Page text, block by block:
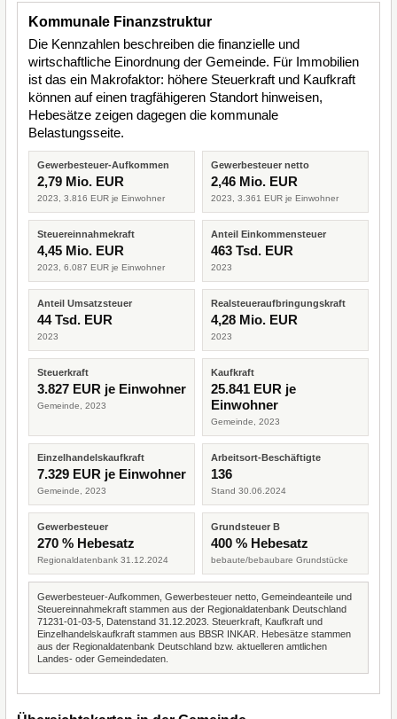
Kommunale Finanzstruktur
Die Kennzahlen beschreiben die finanzielle und
wirtschaftliche Einordnung der Gemeinde. Für Immobilien
ist das ein Makrofaktor: höhere Steuerkraft und Kaufkraft
können auf einen tragfähigeren Standort hinweisen,
Hebesätze zeigen dagegen die kommunale
Belastungsseite.
Gewerbesteuer-Aufkommen
2,79 Mio. EUR
2023, 3.816 EUR je Einwohner
Gewerbesteuer netto
2,46 Mio. EUR
2023, 3.361 EUR je Einwohner
Steuereinnahmekraft
4,45 Mio. EUR
2023, 6.087 EUR je Einwohner
Anteil Einkommensteuer
463 Tsd. EUR
2023
Anteil Umsatzsteuer
44 Tsd. EUR
2023
Realsteueraufbringungskraft
4,28 Mio. EUR
2023
Steuerkraft
3.827 EUR je Einwohner
Gemeinde, 2023
Kaufkraft
25.841 EUR je
Einwohner
Gemeinde, 2023
Einzelhandelskaufkraft
7.329 EUR je Einwohner
Gemeinde, 2023
Arbeitsort-Beschäftigte
136
Stand 30.06.2024
Gewerbesteuer
270 % Hebesatz
Regionaldatenbank 31.12.2024
Grundsteuer B
400 % Hebesatz
bebaute/bebaubare Grundstücke
Gewerbesteuer-Aufkommen, Gewerbesteuer netto, Gemeindeanteile und
Steuereinnahmekraft stammen aus der Regionaldatenbank Deutschland
71231-01-03-5, Datenstand 31.12.2023. Steuerkraft, Kaufkraft und
Einzelhandelskaufkraft stammen aus BBSR INKAR. Hebesätze stammen
aus der Regionaldatenbank Deutschland bzw. aktuelleren amtlichen
Landes- oder Gemeindedaten.